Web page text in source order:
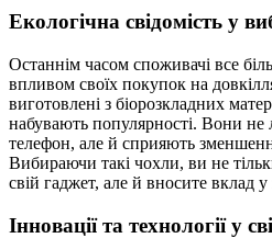
Екологічна свідомість у
Останнім часом споживачі все
впливом своїх покупок на
виготовлені з біорозкладних
набувають популярності. Вони
телефон, але й сприяють
Вибираючи такі чохли, ви не
свій гаджет, але й вносите вклад
Інновації та технології у